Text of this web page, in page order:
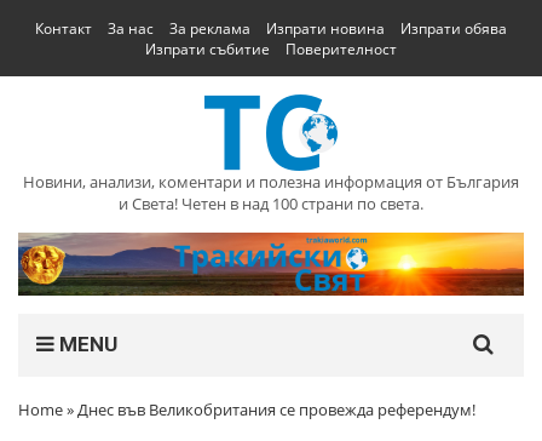
Контакт За нас За реклама Изпрати новина
Изпрати обява
Изпрати събитие
Поверителност
Новини, анализи, коментари и полезна информация от България
и Света! Четен в над 100 страни по света.
MENU
Home»Днес във Великобритания се провежда референдум!